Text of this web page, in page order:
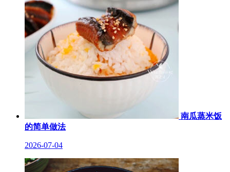
南瓜蒸米饭
的简单做法
2026-07-04